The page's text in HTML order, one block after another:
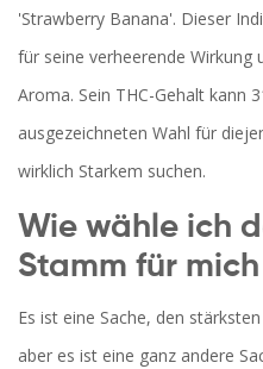
'Strawberry Banana'. Dieser
für seine verheerende Wirkung
Aroma. Sein THC-Gehalt kann
ausgezeichneten Wahl für
wirklich Starkem suchen.
Wie wähle ich
Stamm für mich
Es ist eine Sache, den
aber es ist eine ganz andere